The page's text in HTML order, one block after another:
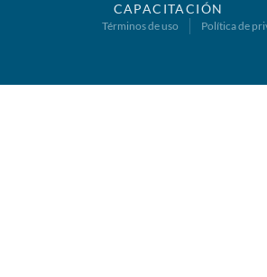
CAPACITACIÓN
Términos de uso Política de